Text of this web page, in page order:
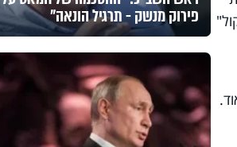
פירוק מנשק - תרגיל הונאה"